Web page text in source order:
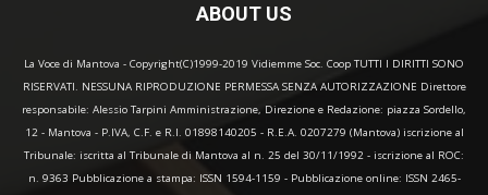
ABOUT US
La Voce di Mantova - Copyright(C)1999-2019 Vidiemme Soc. Coop TUTTI I DIRITTI SONO
RISERVATI. NESSUNA RIPRODUZIONE PERMESSA SENZA AUTORIZZAZIONE Direttore
responsabile: Alessio Tarpini Amministrazione, Direzione e Redazione: piazza Sordello,
12 - Mantova - P.IVA, C.F. e R.I. 01898140205 - R.E.A. 0207279 (Mantova) iscrizione al
Tribunale: iscritta al Tribunale di Mantova al n. 25 del 30/11/1992 - iscrizione al ROC:
n. 9363 Pubblicazione a stampa: ISSN 1594-1159 - Pubblicazione online: ISSN 2465-